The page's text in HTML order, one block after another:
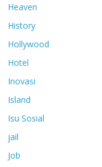
Heaven
History
Hollywood
Hotel
Inovasi
Island
Isu Sosial
jail
Job